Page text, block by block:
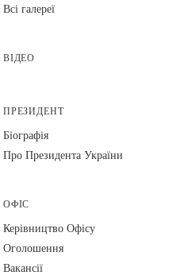
Всі галереї
ВІДЕО
ПРЕЗИДЕНТ
Біографія
Про Президента України
ОФІС
Керівництво Офісу
Оголошення
Вакансії